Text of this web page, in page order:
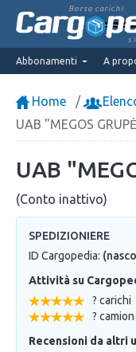
Borsa carichi
Abbonamenti A
Home
UAB "MEGOS
UAB
(Conto inattivo)
SPEDIZIONIERE
ID Cargopedia:
Attività su
? carichi
? camion
Recensioni da altri